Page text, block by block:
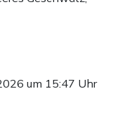
um 15:47 Uhr